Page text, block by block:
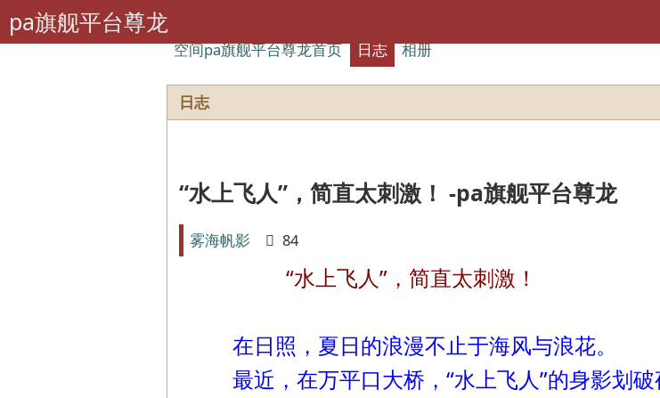
pa旗舰平台尊龙
空间pa旗舰平台尊龙首页 日志 相册
日志
“水上飞人”，简直太刺激！ -pa旗舰平台尊龙
雾海帆影 84
“水上飞人”，简直太刺激！
在日照，夏日的浪漫不止于海风与浪花。
最近，在万平口大桥，“水上飞人”的身影划破